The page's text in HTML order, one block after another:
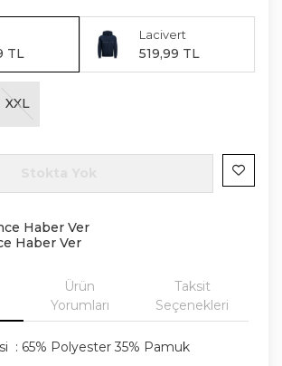
TL
Lacivert
519,99 TL
XXL
Haber Ver
Haber Ver
Ürün
Yorumları
Taksit
Seçenekleri
: 65% Polyester 35% Pamuk